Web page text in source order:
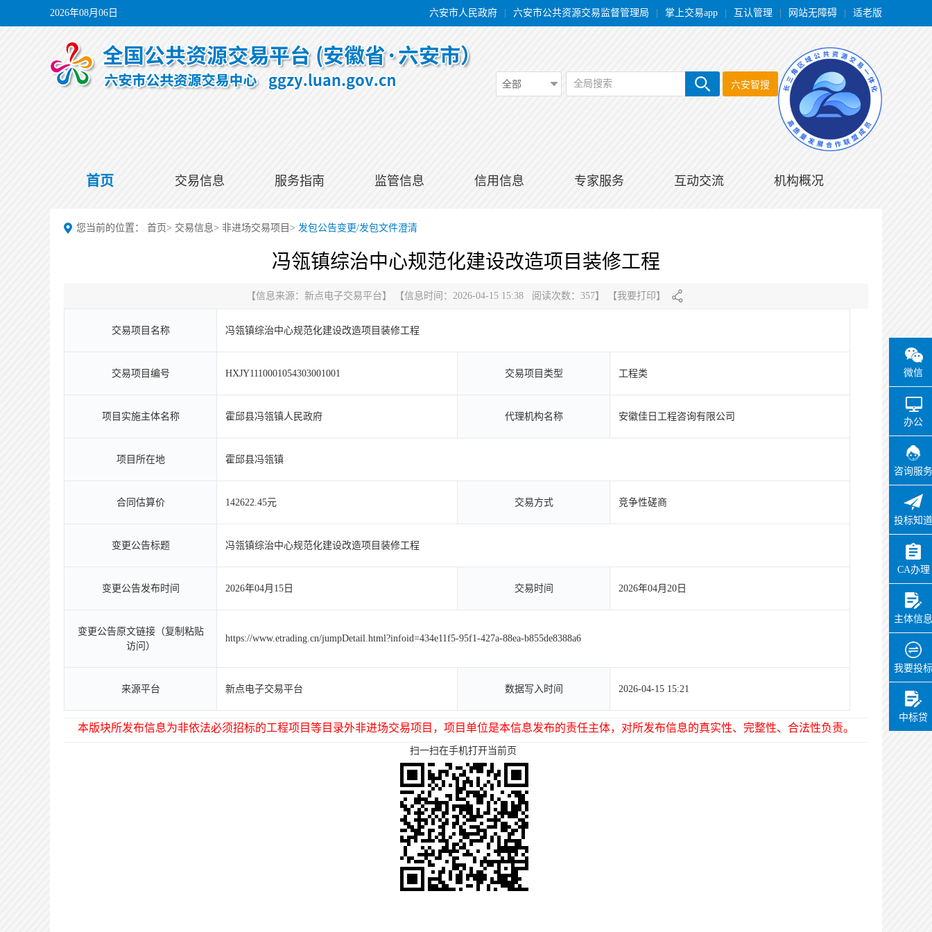
2026年08月06日 六安市人民政府 六安市公共资源交易监督管理局 掌上交易app 互认管理 网站无障碍 适老版
全部 全局搜索 六安智搜
首页 交易信息 服务指南 监管信息 信用信息 专家服务 互动交流 机构概况
微信
办公
咨询服务
投标知道
CA办理
主体信息
我要投标
中标贷
您当前的位置： 首页> 交易信息> 非进场交易项目 > 发包公告变更/发包文件澄清
冯瓴镇综治中心规范化建设改造项目装修工程
【信息来源： 新点电子交易平台】 【信息时间：2026-04-15 15:38 阅读次数： 357】 【我要打印】
交易项目名称 冯瓴镇综治中心规范化建设改造项目装修工程
交易项目编号 HXJY1110001054303001001 交易项目类型 工程类
项目实施主体名称 霍邱县冯瓴镇人民政府 代理机构名称 安徽佳日工程咨询有限公司
项目所在地 霍邱县冯瓴镇
合同估算价 142622.45元 交易方式 竞争性磋商
变更公告标题 冯瓴镇综治中心规范化建设改造项目装修工程
变更公告发布时间 2026年04月15日 交易时间 2026年04月20日
变更公告原文链接（复制粘贴
访问）
https://www.etrading.cn/jumpDetail.html?infoid=434e11f5-95f1-427a-88ea-b855de8388a6
来源平台 新点电子交易平台 数据写入时间 2026-04-15 15:21
本版块所发布信息为非依法必须招标的工程项目等目录外非进场交易项目，项目单位是本信息发布的责任主体，对所发布信息的真实性、完整性、合法性负责。
扫一扫在手机打开当前页